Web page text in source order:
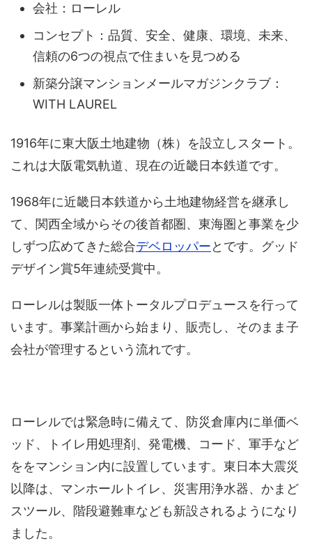
会社：ローレル
コンセプト：品質、安全、健康、環境、未来、
信頼の6つの視点で住まいを見つめる
新築分譲マンションメールマガジンクラブ：
WITH LAUREL
1916年に東大阪土地建物（株）を設立しスタート。
これは大阪電気軌道、現在の近畿日本鉄道です。
1968年に近畿日本鉄道から土地建物経営を継承し
て、関西全域からその後首都圏、東海圏と事業を少
しずつ広めてきた総合デベロッパーとです。グッド
デザイン賞5年連続受賞中。
ローレルは製販一体トータルプロデュースを行って
います。事業計画から始まり、販売し、そのまま子
会社が管理するという流れです。
ローレルでは緊急時に備えて、防災倉庫内に単価ベ
ッド、トイレ用処理剤、発電機、コード、軍手など
ををマンション内に設置しています。東日本大震災
以降は、マンホールトイレ、災害用浄水器、かまど
スツール、階段避難車なども新設されるようになり
ました。